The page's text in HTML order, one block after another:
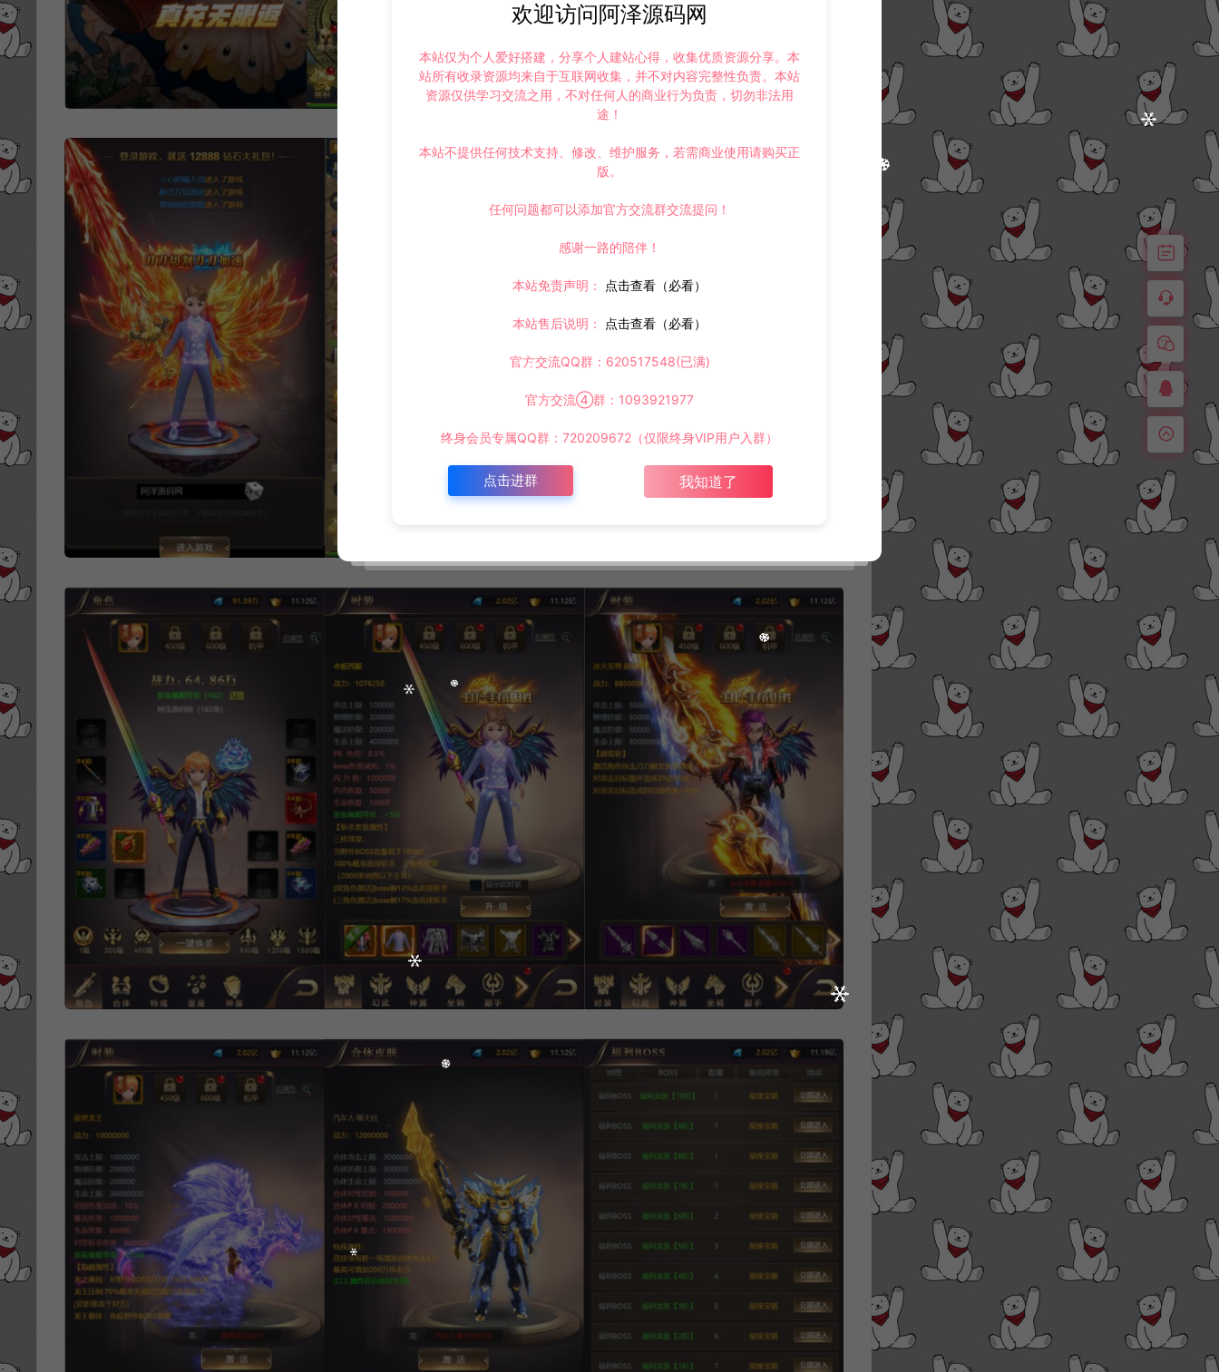
欢迎访问阿泽源码网
本站仅为个人爱好搭建，分享个人建站心得，收集优质资源分享。本
站所有收录资源均来自于互联网收集，并不对内容完整性负责。本站
资源仅供学习交流之用，不对任何人的商业行为负责，切勿非法用
途！
本站不提供任何技术支持、修改、维护服务，若需商业使用请购买正
版。
任何问题都可以添加官方交流群交流提问！
感谢一路的陪伴！
本站免责声明： 点击查看（必看）
本站售后说明： 点击查看（必看）
官方交流QQ群：620517548(已满)
官方交流④群：1093921977
终身会员专属QQ群：720209672（仅限终身VIP用户入群）
点击进群 我知道了